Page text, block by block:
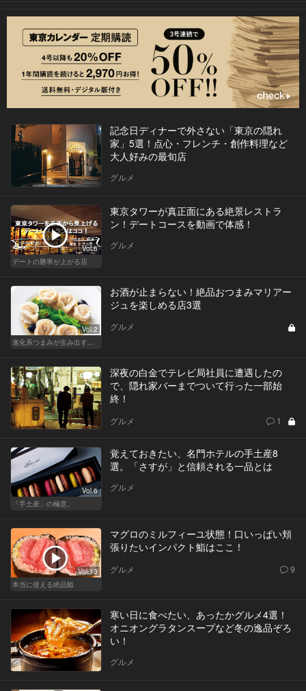
記念日ディナーで外さない「東京の隠れ
家」5選！点心・フレンチ・創作料理など
大人好みの最旬店
グルメ
Vol.6
デートの勝率が上がる店
東京タワーが真正面にある絶景レストラ
ン！デートコースを動画で体感！
グルメ
Vol.2
お酒が止まらない！絶品おつまみマリアー
ジュを楽しめる店3選
グルメ
深夜の白金でテレビ局社員に遭遇したの
で、隠れ家バーまでついて行った一部始
終！
グルメ 1
Vol.6
「手土産」の極意。
覚えておきたい、名門ホテルの手土産8
選。「さすが」と信頼される一品とは
グルメ
Vol.13
本当に使える絶品鮨
マグロのミルフィーユ状態！口いっぱい頬
張りたいインパクト鮨はここ！
グルメ 9
寒い日に食べたい、あったかグルメ4選！
オニオングラタンスープなど冬の逸品ぞろ
い！
グルメ